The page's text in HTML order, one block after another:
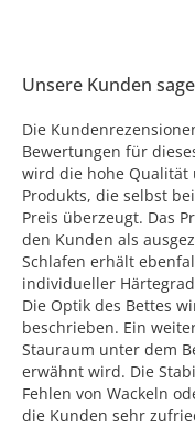
Unsere Kunden
Die
Bewertungen für
wird die hohe Qualität
Produkts, die selbst
Preis überzeugt. Das
den Kunden als
Schlafen erhält
individueller
Die Optik des Bettes
beschrieben. Ein
Stauraum unter dem
erwähnt wird. Die
Fehlen von Wackeln
die Kunden sehr